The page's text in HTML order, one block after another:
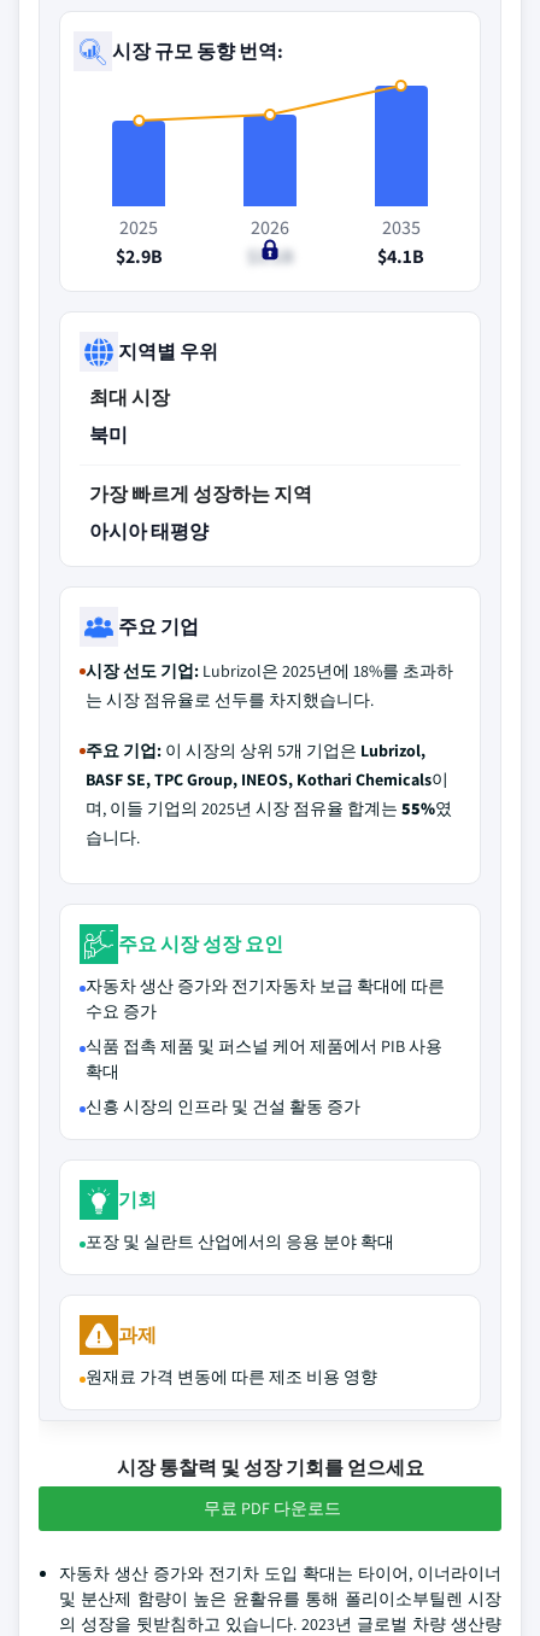
시장 규모 동향 번역:
2025
$2.9B
2026
$3.1B
2035
$4.1B
지역별 우위
최대 시장
북미
가장 빠르게 성장하는 지역
아시아 태평양
주요 기업
시장 선도 기업: Lubrizol은 2025년에 18%를 초과하
는 시장 점유율로 선두를 차지했습니다.
주요 기업: 이 시장의 상위 5개 기업은 Lubrizol,
BASF SE, TPC Group, INEOS, Kothari Chemicals이
며, 이들 기업의 2025년 시장 점유율 합계는 55%였
습니다.
주요 시장 성장 요인
자동차 생산 증가와 전기자동차 보급 확대에 따른
수요 증가
식품 접촉 제품 및 퍼스널 케어 제품에서 PIB 사용
확대
신흥 시장의 인프라 및 건설 활동 증가
기회
포장 및 실란트 산업에서의 응용 분야 확대
과제
원재료 가격 변동에 따른 제조 비용 영향
시장 통찰력 및 성장 기회를 얻으세요
무료 PDF 다운로드
자동차 생산 증가와 전기차 도입 확대는 타이어, 이너라이너
및 분산제 함량이 높은 윤활유를 통해 폴리이소부틸렌 시장
의 성장을 뒷받침하고 있습니다. 2023년 글로벌 차량 생산량